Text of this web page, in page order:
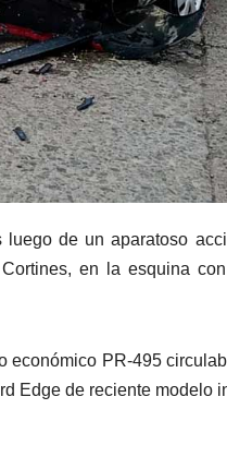
de un aparatoso
en la esquina
económico PR-495
Edge de reciente modelo